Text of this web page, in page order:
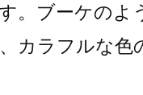
。ブーケのよ
カラフルな色